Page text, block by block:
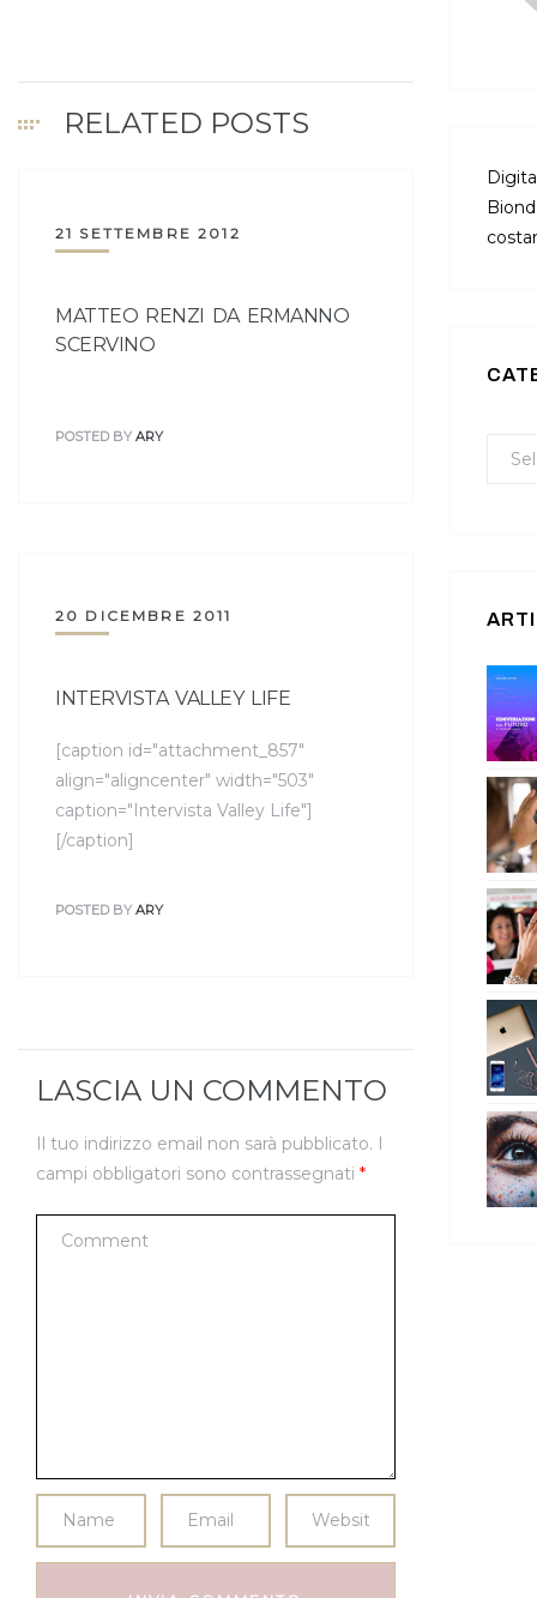
RELATED POSTS
21 SETTEMBRE 2012
MATTEO RENZI DA ERMANNO
SCERVINO
POSTED BY ARY
20 DICEMBRE 2011
INTERVISTA VALLEY LIFE
[caption id="attachment_857"
align="aligncenter" width="503"
caption="Intervista Valley Life"]
[/caption]
POSTED BY ARY
LASCIA UN COMMENTO
Il tuo indirizzo email non sarà pubblicato. I
campi obbligatori sono contrassegnati *